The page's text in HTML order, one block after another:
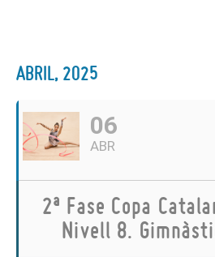
ABRIL, 2025
06
ABR
2ª Fase Copa
Nivell 8.